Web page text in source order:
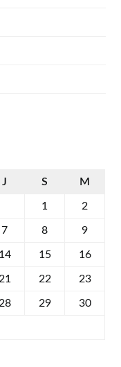
J S M
1 2
7 8 9
14 15 16
21 22 23
28 29 30